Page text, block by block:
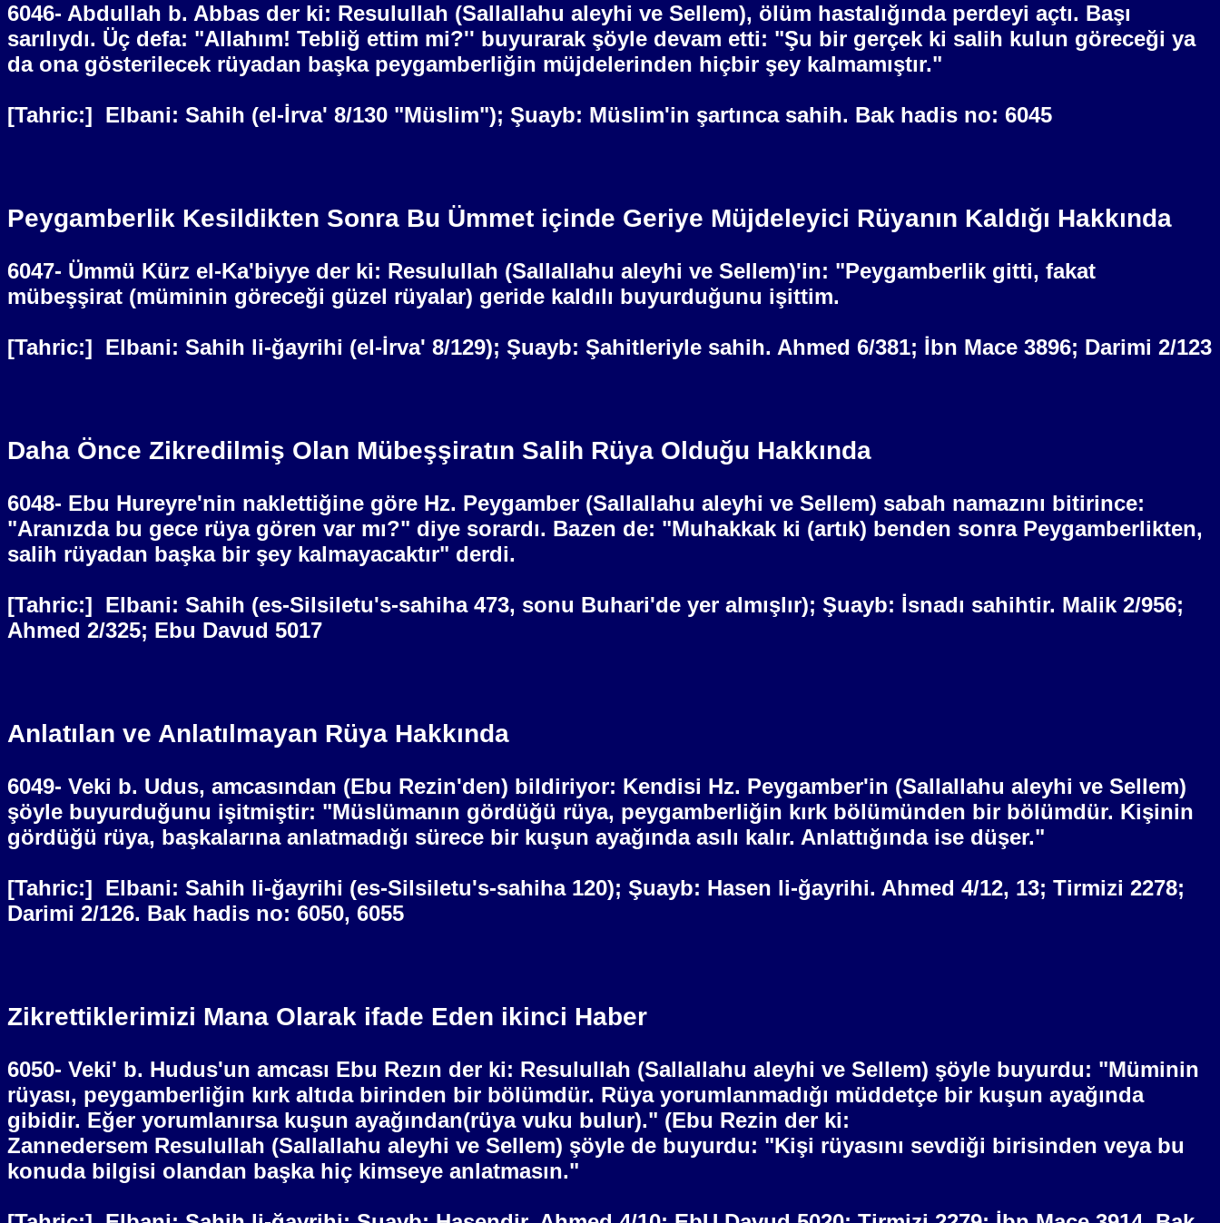
6046- Abdullah b. Abbas der ki: Resulullah (Sallallahu aleyhi ve Sellem), ölüm hastalığında perdeyi açtı. Başı
sarılıydı. Üç defa: "Allahım! Tebliğ ettim mi?'' buyurarak şöyle devam etti: "Şu bir gerçek ki salih kulun göreceği ya
da ona gösterilecek rüyadan başka peygamberliğin müjdelerinden hiçbir şey kalmamıştır."
[Tahric:] Elbani: Sahih (el-İrva' 8/130 "Müslim"); Şuayb: Müslim'in şartınca sahih. Bak hadis no: 6045
Peygamberlik Kesildikten Sonra Bu Ümmet içinde Geriye Müjdeleyici Rüyanın Kaldığı Hakkında
6047- Ümmü Kürz el-Ka'biyye der ki: Resulullah (Sallallahu aleyhi ve Sellem)'in: "Peygamberlik gitti, fakat
mübeşşirat (müminin göreceği güzel rüyalar) geride kaldılı buyurduğunu işittim.
[Tahric:] Elbani: Sahih li-ğayrihi (el-İrva' 8/129); Şuayb: Şahitleriyle sahih. Ahmed 6/381; İbn Mace 3896; Darimi 2/123
Daha Önce Zikredilmiş Olan Mübeşşiratın Salih Rüya Olduğu Hakkında
6048- Ebu Hureyre'nin naklettiğine göre Hz. Peygamber (Sallallahu aleyhi ve Sellem) sabah namazını bitirince:
"Aranızda bu gece rüya gören var mı?" diye sorardı. Bazen de: "Muhakkak ki (artık) benden sonra Peygamberlikten,
salih rüyadan başka bir şey kalmayacaktır" derdi.
[Tahric:] Elbani: Sahih (es-Silsiletu's-sahiha 473, sonu Buhari'de yer almışlır); Şuayb: İsnadı sahihtir. Malik 2/956;
Ahmed 2/325; Ebu Davud 5017
Anlatılan ve Anlatılmayan Rüya Hakkında
6049- Veki b. Udus, amcasından (Ebu Rezin'den) bildiriyor: Kendisi Hz. Peygamber'in (Sallallahu aleyhi ve Sellem)
şöyle buyurduğunu işitmiştir: "Müslümanın gördüğü rüya, peygamberliğin kırk bölümünden bir bölümdür. Kişinin
gördüğü rüya, başkalarına anlatmadığı sürece bir kuşun ayağında asılı kalır. Anlattığında ise düşer."
[Tahric:] Elbani: Sahih li-ğayrihi (es-Silsiletu's-sahiha 120); Şuayb: Hasen li-ğayrihi. Ahmed 4/12, 13; Tirmizi 2278;
Darimi 2/126. Bak hadis no: 6050, 6055
Zikrettiklerimizi Mana Olarak ifade Eden ikinci Haber
6050- Veki' b. Hudus'un amcası Ebu Rezın der ki: Resulullah (Sallallahu aleyhi ve Sellem) şöyle buyurdu: "Müminin
rüyası, peygamberliğin kırk altıda birinden bir bölümdür. Rüya yorumlanmadığı müddetçe bir kuşun ayağında
gibidir. Eğer yorumlanırsa kuşun ayağından(rüya vuku bulur)." (Ebu Rezin der ki:
Zannedersem Resulullah (Sallallahu aleyhi ve Sellem) şöyle de buyurdu: "Kişi rüyasını sevdiği birisinden veya bu
konuda bilgisi olandan başka hiç kimseye anlatmasın."